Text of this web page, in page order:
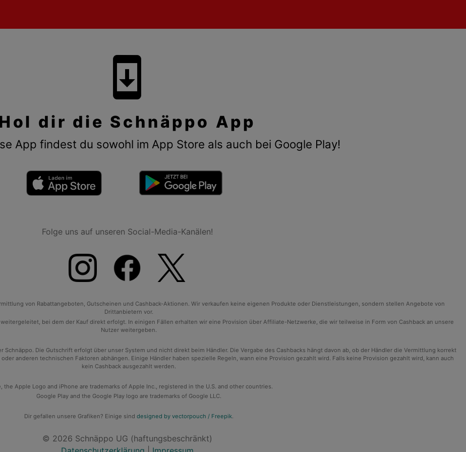
system_update
dir die Schnäppo App
App findest du sowohl im App Store als auch bei Google Play!
Folge uns auf unseren Social-Media-Kanälen!
von Rabattangeboten, Gutscheinen und Cashback-Aktionen. Wir verkaufen keine eigenen Produkte oder Dienstleistungen, sondern stellen Angebote von
Drittanbietern vor.
bei dem der Kauf direkt erfolgt. In einigen Fällen erhalten wir eine Provision über Affiliate-Netzwerke, die wir teilweise in Form von Cashback an unsere
Nutzer weitergeben.
Die Gutschrift erfolgt über unser System und nicht direkt beim Händler. Die Vergabe des Cashbacks hängt davon ab, ob der Händler die Vermittlung korrekt
anderen technischen Faktoren abhängen. Einige Händler haben spezielle Regeln, wann eine Provision gezahlt wird. Falls keine Provision gezahlt wird, kann auch
kein Cashback ausgezahlt werden.
the Apple Logo and iPhone are trademarks of Apple Inc., registered in the U.S. and other countries.
Google Play and the Google Play logo are trademarks of Google LLC.
Dir gefallen unsere Grafiken? Einige sind designed by vectorpouch / Freepik.
© 2026 Schnäppo UG (haftungsbeschränkt)